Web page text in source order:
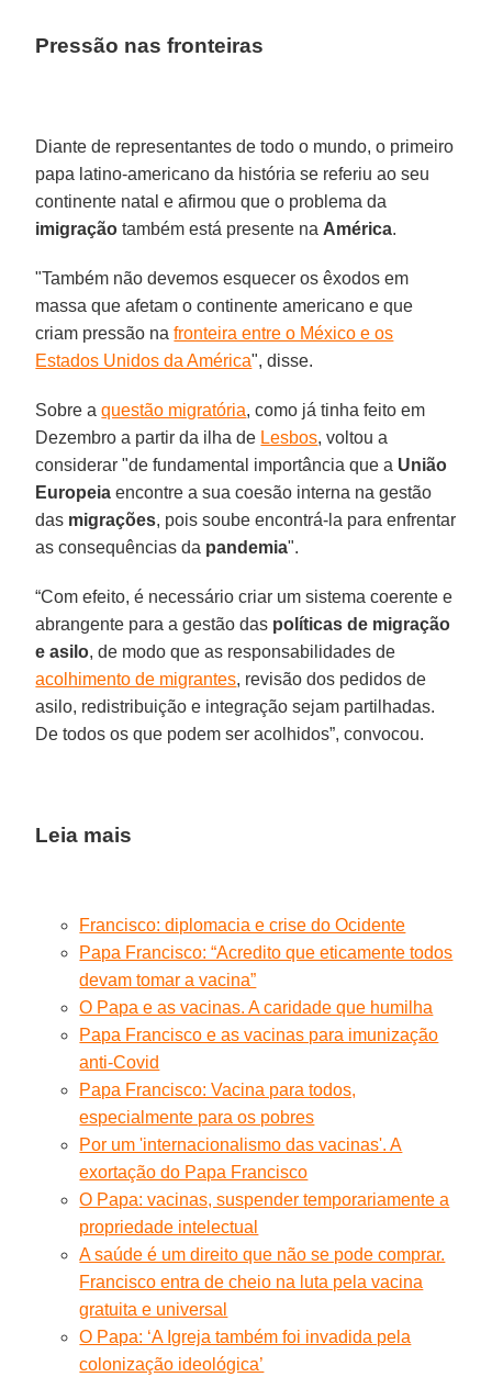
Pressão nas fronteiras
Diante de representantes de todo o mundo, o primeiro
papa latino-americano da história se referiu ao seu
continente natal e afirmou que o problema da
imigração também está presente na América.
"Também não devemos esquecer os êxodos em
massa que afetam o continente americano e que
criam pressão nafronteira entre o México e os
Estados Unidos da América", disse.
Sobre aquestão migratória, como já tinha feito em
Dezembro a partir da ilha de Lesbos, voltou a
considerar "de fundamental importância que a União
Europeia encontre a sua coesão interna na gestão
das migrações, pois soube encontrá-la para enfrentar
as consequências da pandemia".
“Com efeito, é necessário criar um sistema coerente e
abrangente para a gestão das políticas de migração
e asilo, de modo que as responsabilidades de
acolhimento de migrantes, revisão dos pedidos de
asilo, redistribuição e integração sejam partilhadas.
De todos os que podem ser acolhidos”, convocou.
Leia mais
Francisco: diplomacia e crise do Ocidente
Papa Francisco: “Acredito que eticamente todos
devam tomar a vacina”
O Papa e as vacinas. A caridade que humilha
Papa Francisco e as vacinas para imunização
anti-Covid
Papa Francisco: Vacina para todos,
especialmente para os pobres
Por um 'internacionalismo das vacinas'. A
exortação do Papa Francisco
O Papa: vacinas, suspender temporariamente a
propriedade intelectual
A saúde é um direito que não se pode comprar.
Francisco entra de cheio na luta pela vacina
gratuita e universal
O Papa: ‘A Igreja também foi invadida pela
colonização ideológica’